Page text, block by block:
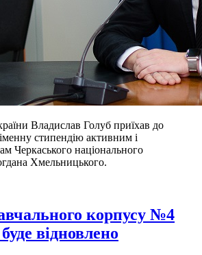
Владислав Голуб приїхав до
стипендію активним і
Черкаського національного
Хмельницького.
корпусу №4
відновлено